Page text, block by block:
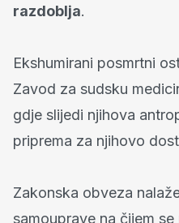
razdoblja.
Ekshumirani posmrtni
Zavod za sudsku
gdje slijedi njihova
priprema za njihovo
Zakonska obveza
samouprave na čijem